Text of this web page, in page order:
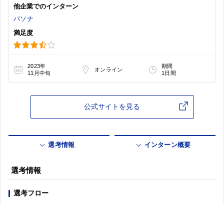
他企業でのインターン
パソナ
満足度
2023年
11月中旬
オンライン
期間
1日間
公式サイトを見る
選考情報 インターン概要
選考情報
選考フロー